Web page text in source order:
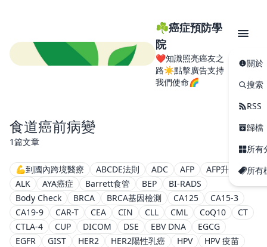
☘️癌症預防學
院
❤️知識照亮癌友之
路☀️點擊廣告支持
我們使命🌈
關於
搜索
RSS
歸檔
所有
所有
食道癌前病變
1篇文章
💪到國內跨境醫療 ABCDE法則 ADC AFP
AFP升高
ALK
AYA癌症 Barrett食管 BEP
BI-RADS
Body Check
BRCA BRCA基因檢測 CA125
CA15-3
CA19-9
CAR-T CEA CIN CLL CML CoQ10
CT
CTLA-4
CUP DICOM DSE EBV DNA
EGCG
EGFR
GIST HER2 HER2陽性乳癌 HPV
HPV 疫苗